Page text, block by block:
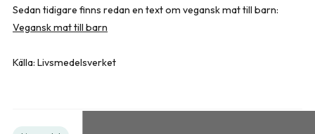
Sedan tidigare finns redan en text om vegansk mat till barn:
Vegansk mat till barn
Källa: Livsmedelsverket